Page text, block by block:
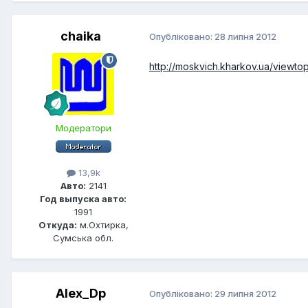
chaika
Модератори
13,9k
Авто: 2141
Год выпуска авто:
1991
Откуда: м.Охтирка,
Сумська обл.
Опубліковано: 28 липня 2012
http://moskvich.kharkov.ua/
Alex_Dp Опубліковано: 29 липня 2012